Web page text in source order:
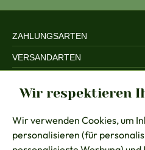
ZAHLUNGSARTEN
VERSANDARTEN
RECHTLICHES
BERATUNG
KONTAKT
Wir respektieren
Wir verwenden Cookies, um
personalisieren (für